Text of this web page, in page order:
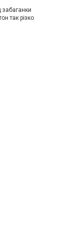
забаганки
так різко